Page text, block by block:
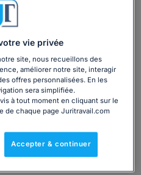
consultation par
?
vie privée
site, nous recueillons des
améliorer notre site, interagir
offres personnalisées. En les
sera simplifiée.
à tout moment en cliquant sur le
de chaque page Juritravail.com
Accepter & continuer